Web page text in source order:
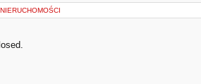
NIERUCHOMOŚCI